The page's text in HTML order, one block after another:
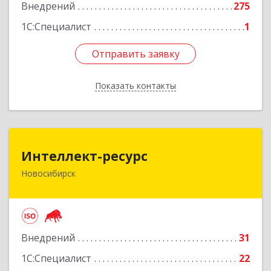
Внедрений
275
1С:Специалист
1
Отправить заявку
Показать контакты
Отправить заявку
Назад
Интеллект-ресурс
Новосибирск
Внедрений
31
1С:Специалист
22
630087, Новосибирская обл, Новосибирск г,